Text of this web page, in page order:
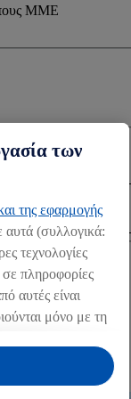
ΜΜΕ
των
της εφαρμογής
αυτά (συλλογικά:
τεχνολογίες
πληροφορίες
αυτές είναι
μόνο με τη
Εάν